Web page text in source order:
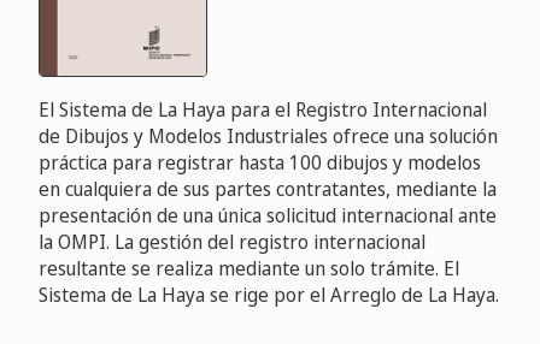
El Sistema de La Haya para el Registro Internacional
de Dibujos y Modelos Industriales ofrece una solución
práctica para registrar hasta 100 dibujos y modelos
en cualquiera de sus partes contratantes, mediante la
presentación de una única solicitud internacional ante
la OMPI. La gestión del registro internacional
resultante se realiza mediante un solo trámite. El
Sistema de La Haya se rige por el Arreglo de La Haya.